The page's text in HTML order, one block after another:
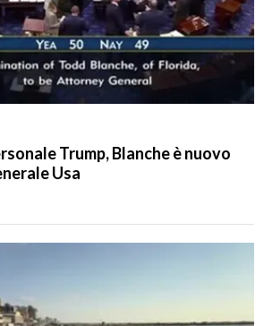
Trump, Blanche è nuovo
Usa